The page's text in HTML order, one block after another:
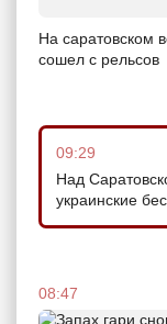
На саратовском
сошел с рельсов
09:29
Над
украинские
08:47